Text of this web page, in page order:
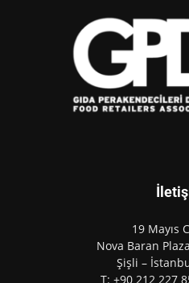
19 Mayıs
Nova Baran
Şişli –
T: +90 212 227